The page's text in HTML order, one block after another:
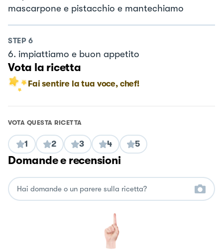
mascarpone e pistacchio e mantechiamo
STEP 6
6. impiattiamo e buon appetito
Vota la ricetta
Fai sentire la tua voce, chef!
VOTA QUESTA RICETTA
1 2 3 4 5
Domande e recensioni